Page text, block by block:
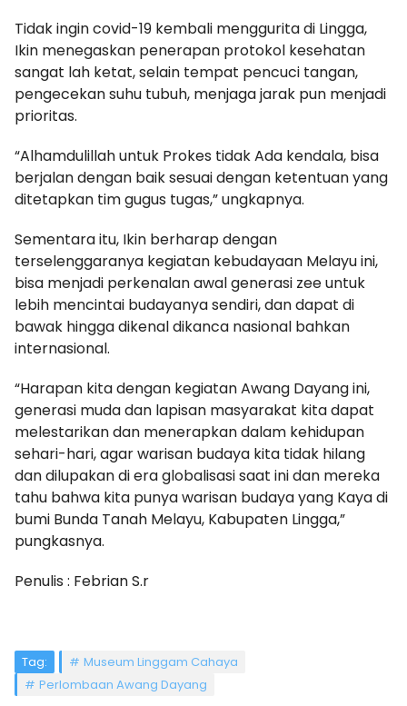
Tidak ingin covid-19 kembali menggurita di Lingga,
Ikin menegaskan penerapan protokol kesehatan
sangat lah ketat, selain tempat pencuci tangan,
pengecekan suhu tubuh, menjaga jarak pun menjadi
prioritas.
“Alhamdulillah untuk Prokes tidak Ada kendala, bisa
berjalan dengan baik sesuai dengan ketentuan yang
ditetapkan tim gugus tugas,” ungkapnya.
Sementara itu, Ikin berharap dengan
terselenggaranya kegiatan kebudayaan Melayu ini,
bisa menjadi perkenalan awal generasi zee untuk
lebih mencintai budayanya sendiri, dan dapat di
bawak hingga dikenal dikanca nasional bahkan
internasional.
“Harapan kita dengan kegiatan Awang Dayang ini,
generasi muda dan lapisan masyarakat kita dapat
melestarikan dan menerapkan dalam kehidupan
sehari-hari, agar warisan budaya kita tidak hilang
dan dilupakan di era globalisasi saat ini dan mereka
tahu bahwa kita punya warisan budaya yang Kaya di
bumi Bunda Tanah Melayu, Kabupaten Lingga,”
pungkasnya.
Penulis : Febrian S.r
Tag:
Museum Linggam Cahaya
Perlombaan Awang Dayang